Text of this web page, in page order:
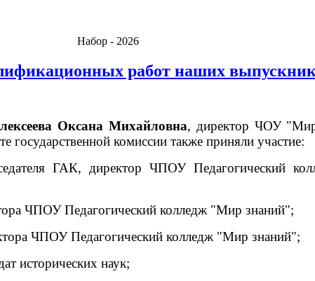
Набор - 2026
работ наших
Оксана Михайловна, директор ЧОУ
комиссии также приняли участие:
ГАК, директор ЧПОУ Педагогический
ЧПОУ Педагогический колледж "Мир знаний";
ЧПОУ Педагогический колледж "Мир знаний";
исторических наук;